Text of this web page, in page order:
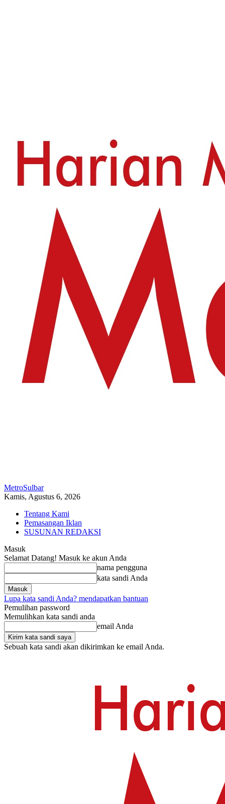
MetroSulbar
Kamis, Agustus 6, 2026
Tentang Kami
Pemasangan Iklan
SUSUNAN REDAKSI
Masuk
Selamat Datang! Masuk ke akun Anda
nama pengguna
kata sandi Anda
Lupa kata sandi Anda? mendapatkan bantuan
Pemulihan password
Memulihkan kata sandi anda
email Anda
Sebuah kata sandi akan dikirimkan ke email Anda.